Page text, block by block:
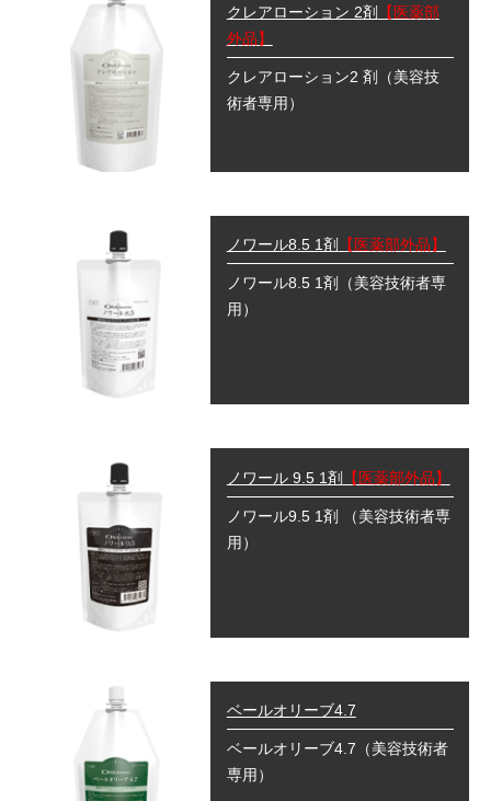
クレアローション 2剤
【医薬部
外品】
クレアローション2 剤
（美容技
術者専用）
ノワール8.5 1剤 【医薬部外品】
ノワール8.5 1剤
（美容技術者専
用）
ノワール 9.5 1剤 【医薬部外品】
ノワール9.5 1剤
（美容技術者専
用）
ベールオリーブ4.7
ベールオリーブ4.7 （美容技術者
専用）